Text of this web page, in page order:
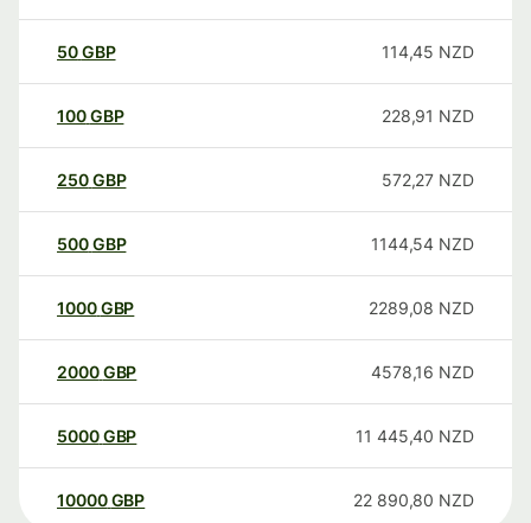
50GBP 114,45 NZD
100GBP 228,91 NZD
250GBP 572,27 NZD
500GBP 1144,54 NZD
1000GBP 2289,08 NZD
2000GBP 4578,16 NZD
5000GBP 11 445,40 NZD
10000 GBP 22 890,80 NZD